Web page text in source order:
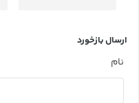
ارسال بازخورد
نام